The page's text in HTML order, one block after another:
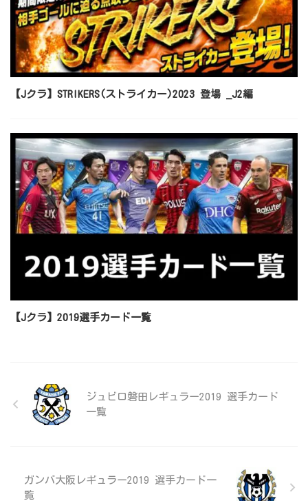
【Jクラ】STRIKERS(ストライカー)2023 登場 _J2編
【Jクラ】2019選手カード一覧
ジュビロ磐田レギュラー2019 選手カード
一覧
ガンバ大阪レギュラー2019 選手カード一
覧